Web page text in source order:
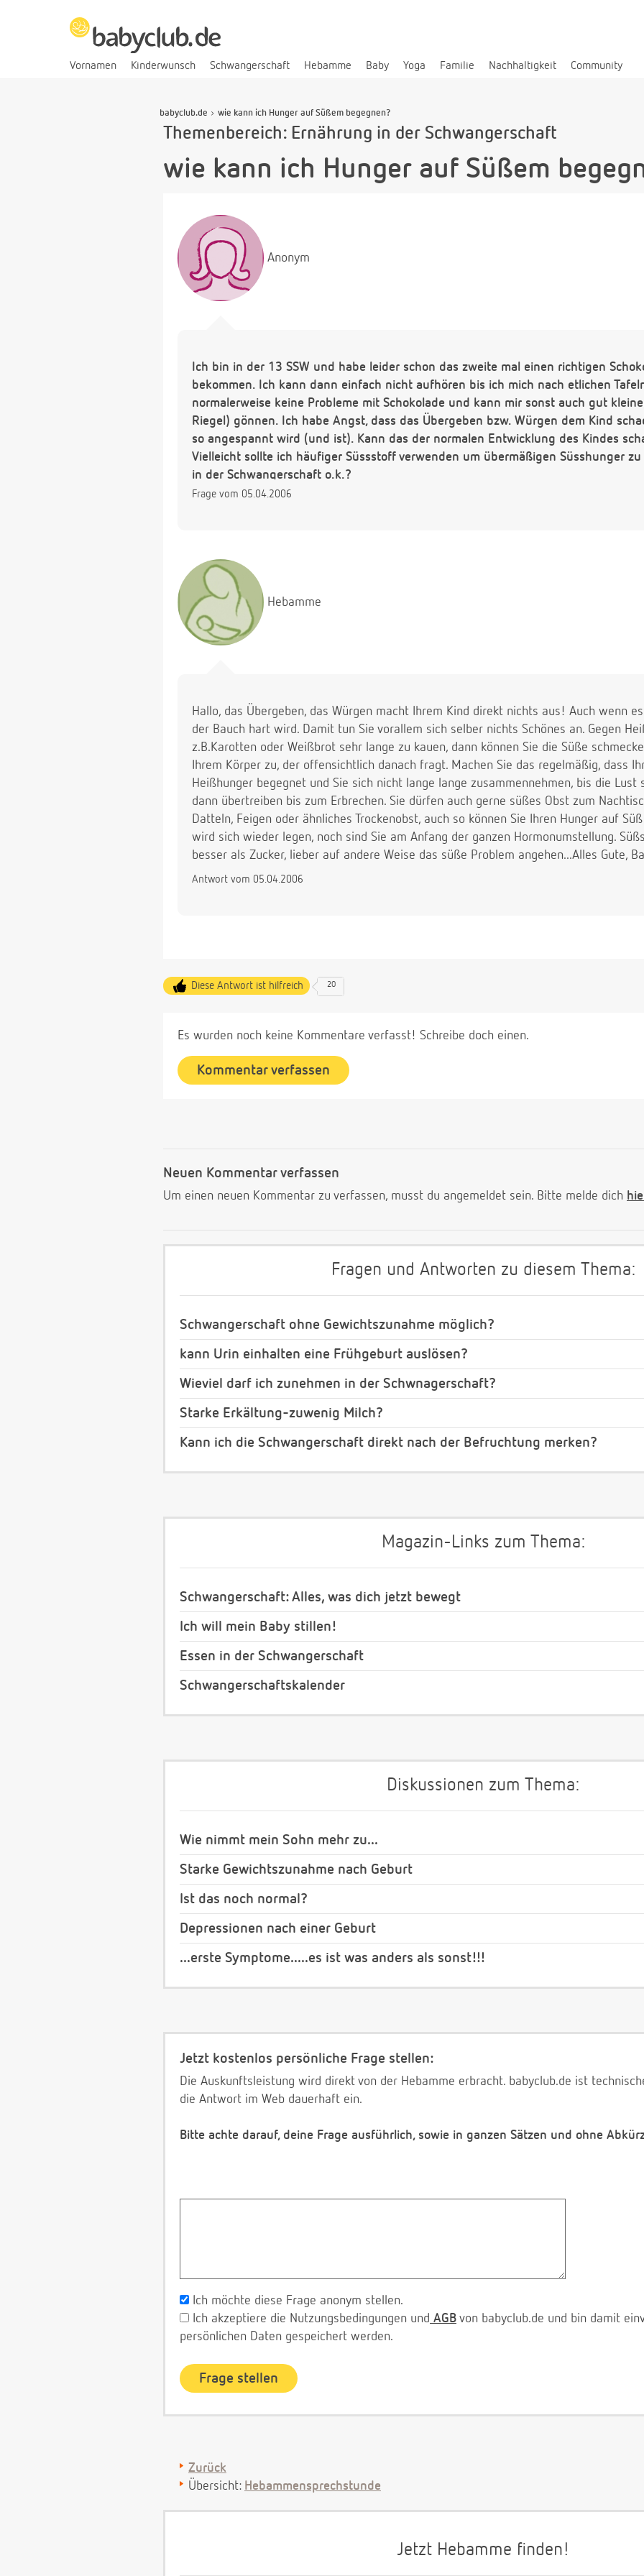
Vornamen Kinderwunsch Schwangerschaft Hebamme Baby Yoga Familie Nachhaltigkeit Community
babyclub.de wie kann ich Hunger auf Süßem begegnen?
Themenbereich: Ernährung in der Schwangerschaft
wie kann ich Hunger auf Süßem
Anonym
Ich bin in der 13 SSW und habe leider schon das zweite mal einen richtigen
bekommen. Ich kann dann einfach nicht aufhören bis ich mich nach etlichen
normalerweise keine Probleme mit Schokolade und kann mir sonst auch gut
Riegel) gönnen. Ich habe Angst, dass das Übergeben bzw. Würgen dem Kind
so angespannt wird (und ist). Kann das der normalen Entwicklung des Kindes
Vielleicht sollte ich häufiger Süssstoff verwenden um übermäßigen Süsshunger
in der Schwangerschaft o.k.?
Frage vom 05.04.2006
Hebamme
Hallo, das Übergeben, das Würgen macht Ihrem Kind direkt nichts aus! Auch wenn
der Bauch hart wird. Damit tun Sie vorallem sich selber nichts Schönes an. Gegen
z.B.Karotten oder Weißbrot sehr lange zu kauen, dann können Sie die Süße
Ihrem Körper zu, der offensichtlich danach fragt. Machen Sie das regelmäßig, dass
Heißhunger begegnet und Sie sich nicht lange lange zusammennehmen, bis die Lust
dann übertreiben bis zum Erbrechen. Sie dürfen auch gerne süßes Obst zum
Datteln, Feigen oder ähnliches Trockenobst, auch so können Sie Ihren Hunger auf
wird sich wieder legen, noch sind Sie am Anfang der ganzen Hormonumstellung.
besser als Zucker, lieber auf andere Weise das süße Problem angehen...Alles Gute,
Antwort vom 05.04.2006
Diese Antwort ist hilfreich 20
Es wurden noch keine Kommentare verfasst! Schreibe doch einen.
Kommentar verfassen
Neuen Kommentar verfassen
Um einen neuen Kommentar zu verfassen, musst du angemeldet sein. Bitte melde dich
Fragen und Antworten zu diesem Thema:
Schwangerschaft ohne Gewichtszunahme möglich?
kann Urin einhalten eine Frühgeburt auslösen?
Wieviel darf ich zunehmen in der Schwnagerschaft?
Starke Erkältung-zuwenig Milch?
Kann ich die Schwangerschaft direkt nach der Befruchtung merken?
Magazin-Links zum Thema:
Schwangerschaft: Alles, was dich jetzt bewegt
Ich will mein Baby stillen!
Essen in der Schwangerschaft
Schwangerschaftskalender
Diskussionen zum Thema:
Wie nimmt mein Sohn mehr zu...
Starke Gewichtszunahme nach Geburt
Ist das noch normal?
Depressionen nach einer Geburt
...erste Symptome.....es ist was anders als sonst!!!
Jetzt kostenlos persönliche Frage stellen:
Die Auskunftsleistung wird direkt von der Hebamme erbracht. babyclub.de ist
die Antwort im Web dauerhaft ein.
Bitte achte darauf, deine Frage ausführlich, sowie in ganzen Sätzen und ohne
Ich möchte diese Frage anonym stellen.
Ich akzeptiere die Nutzungsbedingungen und AGB von babyclub.de und bin damit
persönlichen Daten gespeichert werden.
Zurück
Übersicht: Hebammensprechstunde
Jetzt Hebamme finden!